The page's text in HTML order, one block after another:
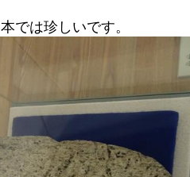
では珍しいです。